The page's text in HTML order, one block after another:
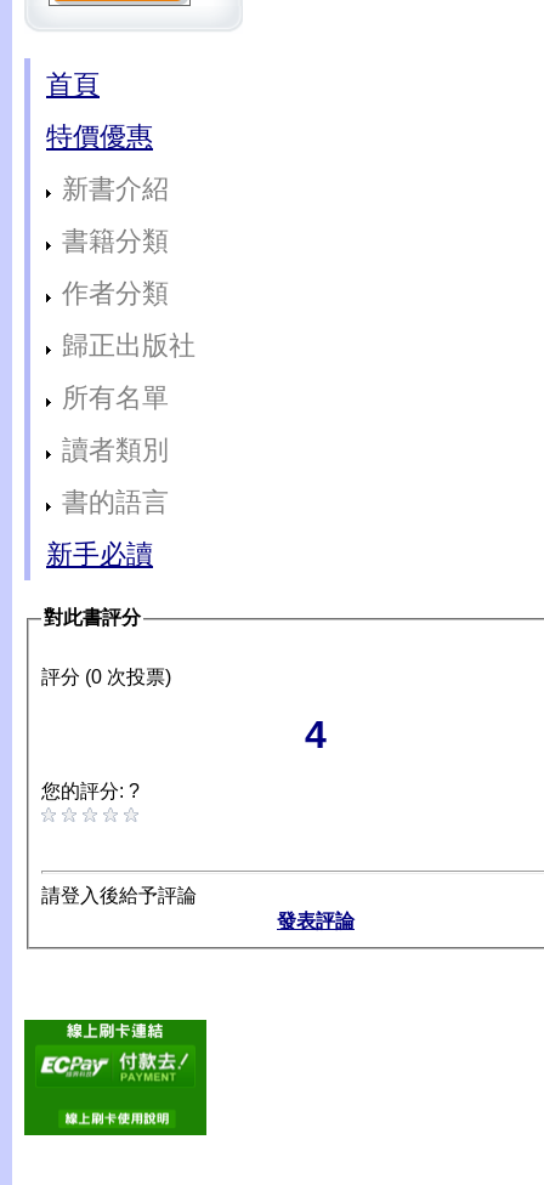
首頁
特價優惠
新書介紹
書籍分類
作者分類
歸正出版社
所有名單
讀者類別
書的語言
新手必讀
對此書評分
評分 (0 次投票)
4
您的評分: ?
請登入後給予評論
發表評論